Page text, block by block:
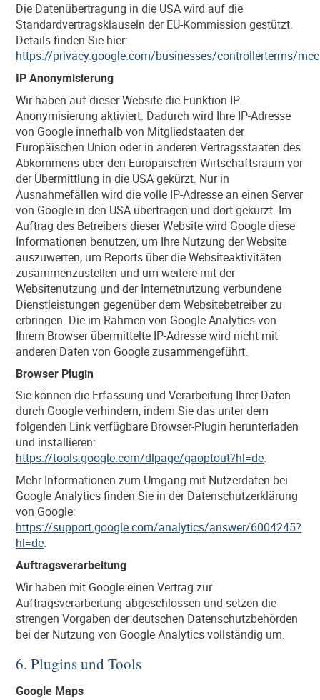
Die Datenübertragung in die USA wird auf die
Standardvertragsklauseln der EU-Kommission gestützt.
Details finden Sie hier:
https://privacy.google.com/businesses/controllerterms/
IP Anonymisierung
Wir haben auf dieser Website die Funktion IP-
Anonymisierung aktiviert. Dadurch wird Ihre IP-Adresse
von Google innerhalb von Mitgliedstaaten der
Europäischen Union oder in anderen Vertragsstaaten des
Abkommens über den Europäischen Wirtschaftsraum vor
der Übermittlung in die USA gekürzt. Nur in
Ausnahmefällen wird die volle IP-Adresse an einen Server
von Google in den USA übertragen und dort gekürzt. Im
Auftrag des Betreibers dieser Website wird Google diese
Informationen benutzen, um Ihre Nutzung der Website
auszuwerten, um Reports über die Websiteaktivitäten
zusammenzustellen und um weitere mit der
Websitenutzung und der Internetnutzung verbundene
Dienstleistungen gegenüber dem Websitebetreiber zu
erbringen. Die im Rahmen von Google Analytics von
Ihrem Browser übermittelte IP-Adresse wird nicht mit
anderen Daten von Google zusammengeführt.
Browser Plugin
Sie können die Erfassung und Verarbeitung Ihrer Daten
durch Google verhindern, indem Sie das unter dem
folgenden Link verfügbare Browser-Plugin herunterladen
und installieren:
https://tools.google.com/dlpage/gaoptout?hl=de.
Mehr Informationen zum Umgang mit Nutzerdaten bei
Google Analytics finden Sie in der Datenschutzerklärung
von Google:
https://support.google.com/analytics/answer/6004245?
hl=de.
Auftragsverarbeitung
Wir haben mit Google einen Vertrag zur
Auftragsverarbeitung abgeschlossen und setzen die
strengen Vorgaben der deutschen Datenschutzbehörden
bei der Nutzung von Google Analytics vollständig um.
6. Plugins und Tools
Google Maps